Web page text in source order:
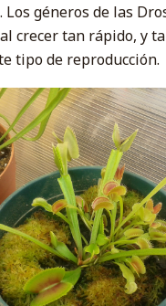
Los géneros de las
crecer tan rápido, y
tipo de reproducción.